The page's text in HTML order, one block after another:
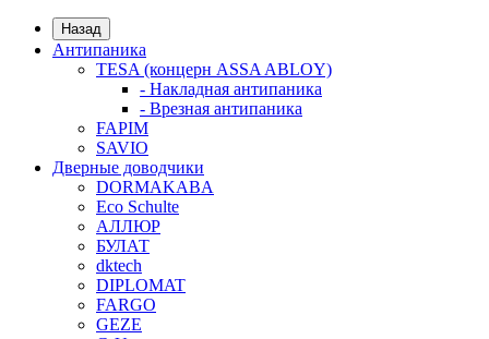
Назад
Антипаника
TESA (концерн ASSA ABLOY)
- Накладная антипаника
- Врезная антипаника
FAPIM
SAVIO
Дверные доводчики
DORMAKABA
Eco Schulte
АЛЛЮР
БУЛАТ
dktech
DIPLOMAT
FARGO
GEZE